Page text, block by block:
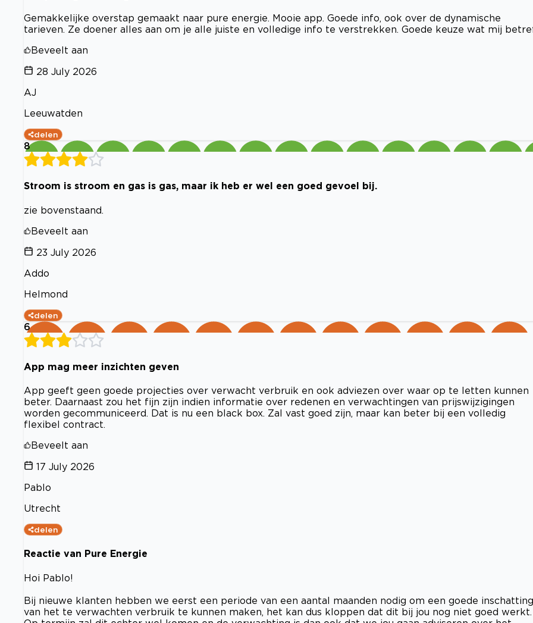
Gemakkelijke overstap gemaakt naar pure energie. Mooie app. Goede info, ook over de dynamische
tarieven. Ze doener alles aan om je alle juiste en volledige info te verstrekken. Goede keuze wat mij
Beveelt aan
28 July 2026
AJ
Leeuwatden
delen
8
Stroom is stroom en gas is gas, maar ik heb er wel een goed gevoel bij.
zie bovenstaand.
Beveelt aan
23 July 2026
Addo
Helmond
delen
6
App mag meer inzichten geven
App geeft geen goede projecties over verwacht verbruik en ook adviezen over waar op te letten kunnen
beter. Daarnaast zou het fijn zijn indien informatie over redenen en verwachtingen van prijswijzigingen
worden gecommuniceerd. Dat is nu een black box. Zal vast goed zijn, maar kan beter bij een volledig
flexibel contract.
Beveelt aan
17 July 2026
Pablo
Utrecht
delen
Reactie van Pure Energie
Hoi Pablo!
Bij nieuwe klanten hebben we eerst een periode van een aantal maanden nodig om een goede inschatting
van het te verwachten verbruik te kunnen maken, het kan dus kloppen dat dit bij jou nog niet goed werkt.